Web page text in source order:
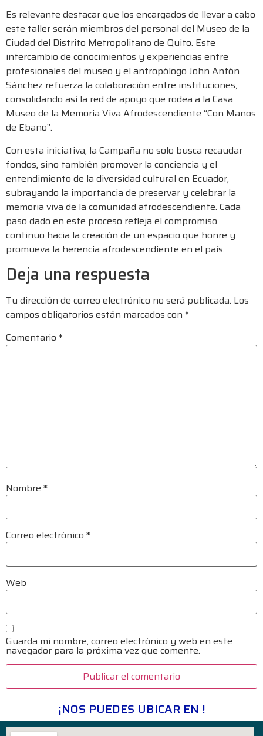
Es relevante destacar que los encargados de llevar a cabo
este taller serán miembros del personal del Museo de la
Ciudad del Distrito Metropolitano de Quito. Este
intercambio de conocimientos y experiencias entre
profesionales del museo y el antropólogo John Antón
Sánchez refuerza la colaboración entre instituciones,
consolidando así la red de apoyo que rodea a la Casa
Museo de la Memoria Viva Afrodescendiente “Con Manos
de Ebano”.
Con esta iniciativa, la Campaña no solo busca recaudar
fondos, sino también promover la conciencia y el
entendimiento de la diversidad cultural en Ecuador,
subrayando la importancia de preservar y celebrar la
memoria viva de la comunidad afrodescendiente. Cada
paso dado en este proceso refleja el compromiso
continuo hacia la creación de un espacio que honre y
promueva la herencia afrodescendiente en el país.
Deja una respuesta
Tu dirección de correo electrónico no será publicada. Los
campos obligatorios están marcados con *
Comentario *
Nombre *
Correo electrónico *
Web
Guarda mi nombre, correo electrónico y web en este
navegador para la próxima vez que comente.
¡NOS PUEDES UBICAR EN !